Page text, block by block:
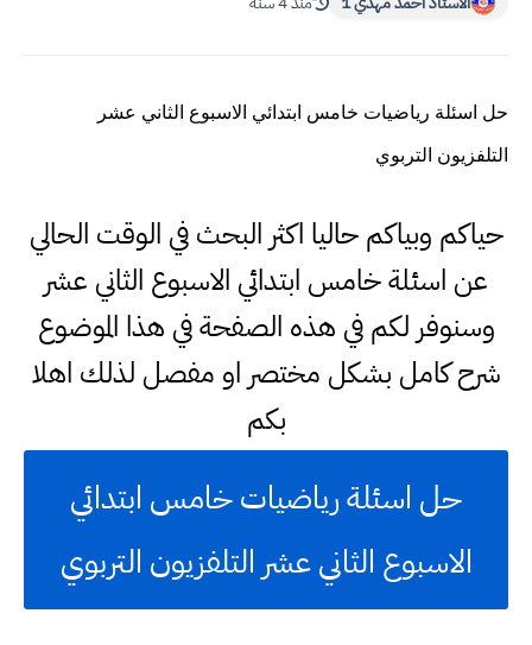
حل اسئلة رياضيات خامس ابتدائي الاسبوع الثاني عشر
التلفزيون التربوي
حياكم وبياكم حاليا اكثر البحث في الوقت الحالي
عن اسئلة خامس ابتدائي الاسبوع الثاني عشر
وسنوفر لكم في هذه الصفحة في هذا الموضوع
شرح كامل بشكل مختصر او مفصل لذلك اهلا
بكم
حل اسئلة رياضيات خامس ابتدائي
الاسبوع الثاني عشر التلفزيون التربوي